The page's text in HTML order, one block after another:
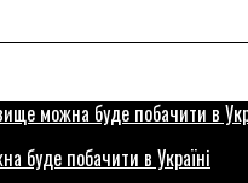
буде побачити в Україні